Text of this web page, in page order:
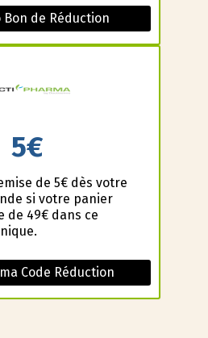
Bon de Réduction
5€
de 5€ dès votre
si votre panier
de 49€ dans ce
Code Réduction